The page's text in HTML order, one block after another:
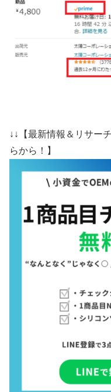
↓↓【最新情報＆リサー
らから！】